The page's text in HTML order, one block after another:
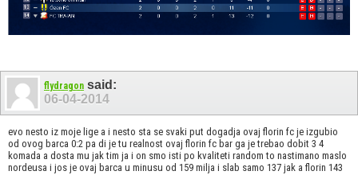
flydragon said:
06-04-2014
evo nesto iz moje lige a i nesto sta se svaki put dogadja ovaj florin fc je izgubio
od ovog barca 0:2 pa di je tu realnost ovaj florin fc bar ga je trebao dobit 3 4
komada a dosta mu jak tim ja i on smo isti po kvaliteti random to nastimano maslo
nordeusa i jos je ovaj barca u minusu od 159 milja i slab samo 137 jak a florin 143